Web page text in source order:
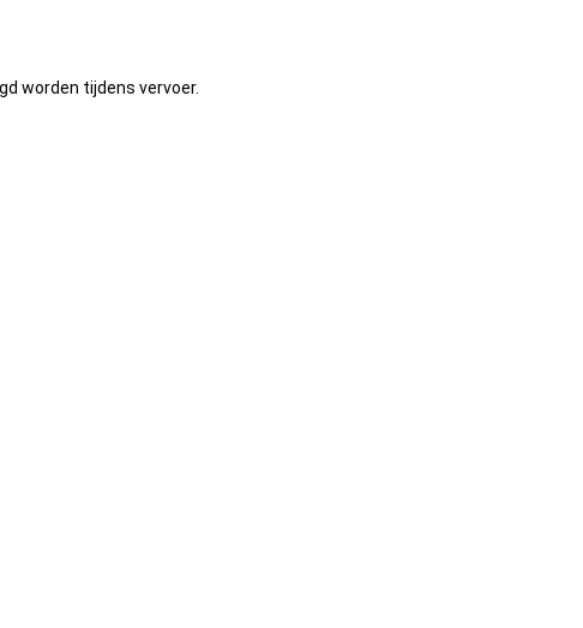
worden tijdens vervoer.